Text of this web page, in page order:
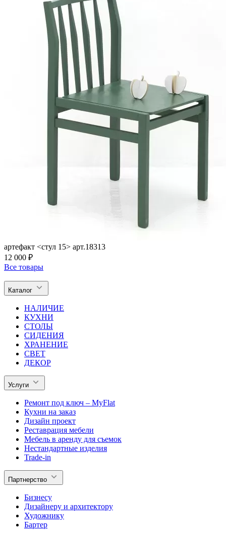
артефакт <стул 15> арт.18313
12 000 ₽
Все товары
Каталог
НАЛИЧИЕ
КУХНИ
СТОЛЫ
СИДЕНИЯ
ХРАНЕНИЕ
СВЕТ
ДЕКОР
Услуги
Ремонт под ключ – MyFlat
Кухни на заказ
Дизайн проект
Реставрация мебели
Мебель в аренду для съемок
Нестандартные изделия
Trade-in
Партнерство
Бизнесу
Дизайнеру и архитектору
Художнику
Бартер